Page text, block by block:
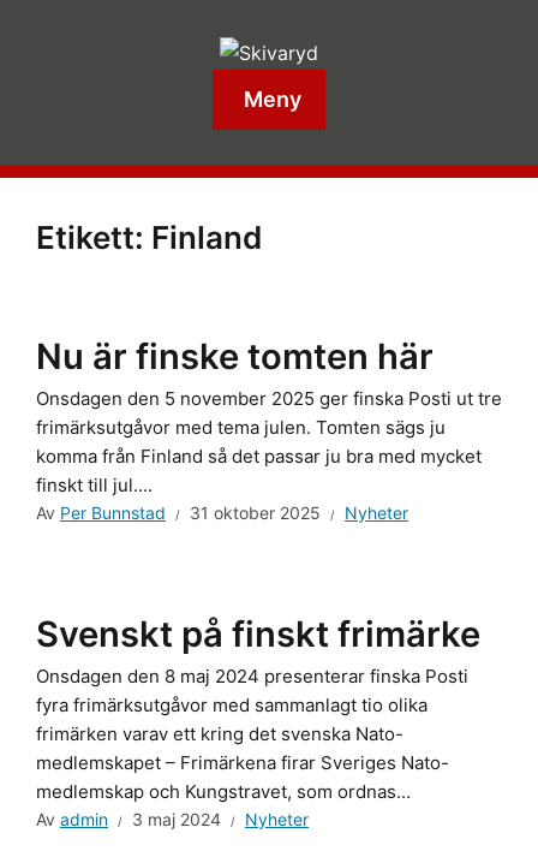
Meny
Etikett: Finland
Nu är finske tomten här
Onsdagen den 5 november 2025 ger finska Posti ut tre
frimärksutgåvor med tema julen. Tomten sägs ju
komma från Finland så det passar ju bra med mycket
finskt till jul....
Av Per Bunnstad 31 oktober 2025 Nyheter
Svenskt på finskt frimärke
Onsdagen den 8 maj 2024 presenterar finska Posti
fyra frimärksutgåvor med sammanlagt tio olika
frimärken varav ett kring det svenska Nato-
medlemskapet – Frimärkena firar Sveriges Nato-
medlemskap och Kungstravet, som ordnas...
Av admin 3 maj 2024 Nyheter